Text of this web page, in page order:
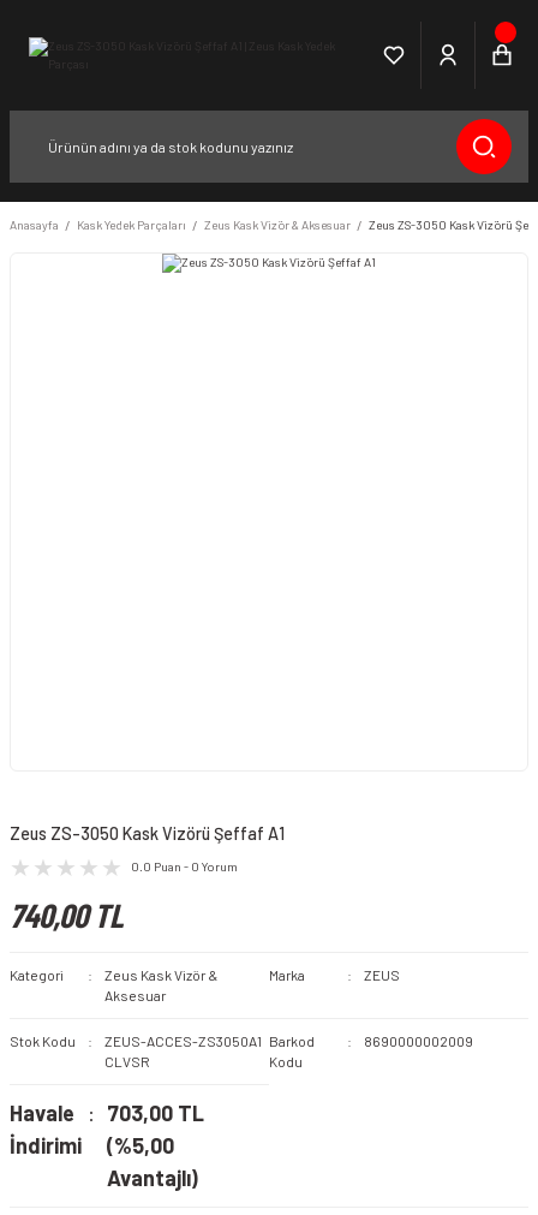
Anasayfa Kask Yedek Parçaları Zeus Kask Vizör & Aksesuar Zeus ZS-3050 Kask Vizörü
Zeus ZS-3050 Kask Vizörü Şeffaf A1
0.0 Puan - 0 Yorum
740,00 TL
Kategori
Zeus Kask Vizör &
Aksesuar
Marka ZEUS
Stok Kodu
ZEUS-ACCES-ZS3050A1
CLVSR
Barkod
Kodu
8690000002009
Havale
İndirimi
703,00 TL
(%5,00
Avantajlı)